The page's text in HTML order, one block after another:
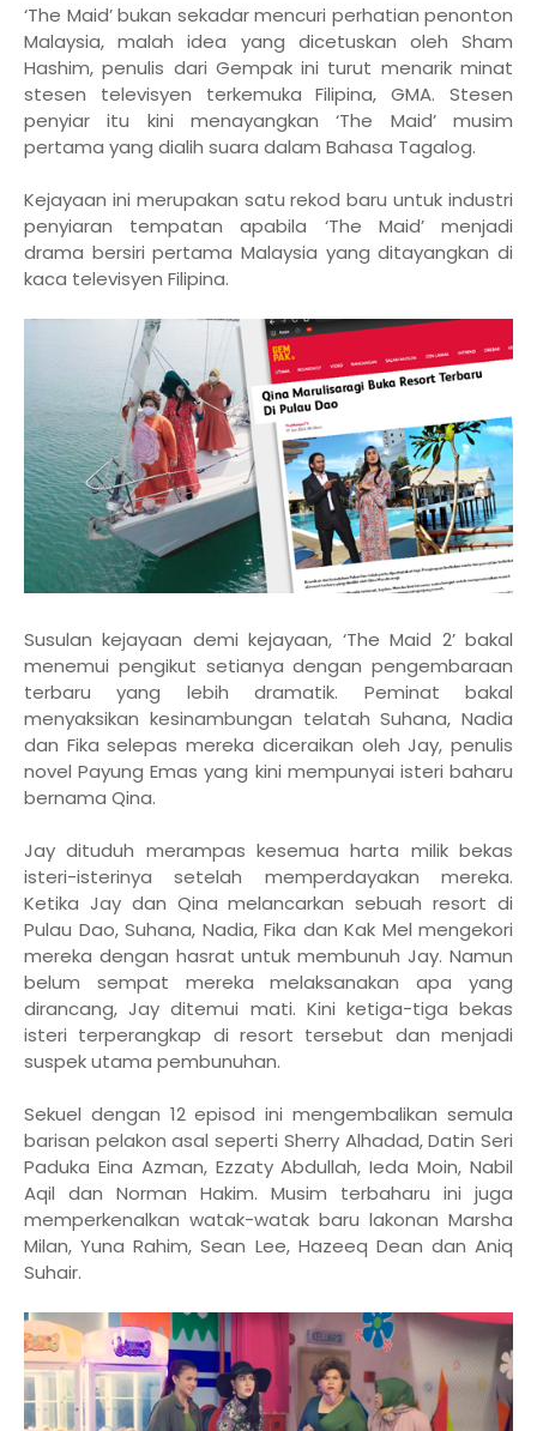
‘The Maid’ bukan sekadar mencuri perhatian penonton
Malaysia, malah idea yang dicetuskan oleh Sham
Hashim, penulis dari Gempak ini turut menarik minat
stesen televisyen terkemuka Filipina, GMA. Stesen
penyiar itu kini menayangkan ‘The Maid’ musim
pertama yang dialih suara dalam Bahasa Tagalog.
Kejayaan ini merupakan satu rekod baru untuk industri
penyiaran tempatan apabila ‘The Maid’ menjadi
drama bersiri pertama Malaysia yang ditayangkan di
kaca televisyen Filipina.
Susulan kejayaan demi kejayaan, ‘The Maid 2’ bakal
menemui pengikut setianya dengan pengembaraan
terbaru yang lebih dramatik. Peminat bakal
menyaksikan kesinambungan telatah Suhana, Nadia
dan Fika selepas mereka diceraikan oleh Jay, penulis
novel Payung Emas yang kini mempunyai isteri baharu
bernama Qina.
Jay dituduh merampas kesemua harta milik bekas
isteri-isterinya setelah memperdayakan mereka.
Ketika Jay dan Qina melancarkan sebuah resort di
Pulau Dao, Suhana, Nadia, Fika dan Kak Mel mengekori
mereka dengan hasrat untuk membunuh Jay. Namun
belum sempat mereka melaksanakan apa yang
dirancang, Jay ditemui mati. Kini ketiga-tiga bekas
isteri terperangkap di resort tersebut dan menjadi
suspek utama pembunuhan.
Sekuel dengan 12 episod ini mengembalikan semula
barisan pelakon asal seperti Sherry Alhadad, Datin Seri
Paduka Eina Azman, Ezzaty Abdullah, Ieda Moin, Nabil
Aqil dan Norman Hakim. Musim terbaharu ini juga
memperkenalkan watak-watak baru lakonan Marsha
Milan, Yuna Rahim, Sean Lee, Hazeeq Dean dan Aniq
Suhair.